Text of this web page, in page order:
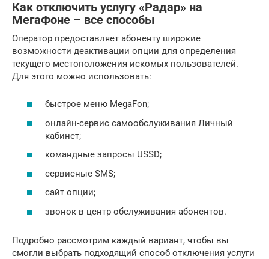
Как отключить услугу «Радар» на
МегаФоне – все способы
Оператор предоставляет абоненту широкие
возможности деактивации опции для определения
текущего местоположения искомых пользователей.
Для этого можно использовать:
быстрое меню MegaFon;
онлайн-сервис самообслуживания Личный
кабинет;
командные запросы USSD;
сервисные SMS;
сайт опции;
звонок в центр обслуживания абонентов.
Подробно рассмотрим каждый вариант, чтобы вы
смогли выбрать подходящий способ отключения услуги